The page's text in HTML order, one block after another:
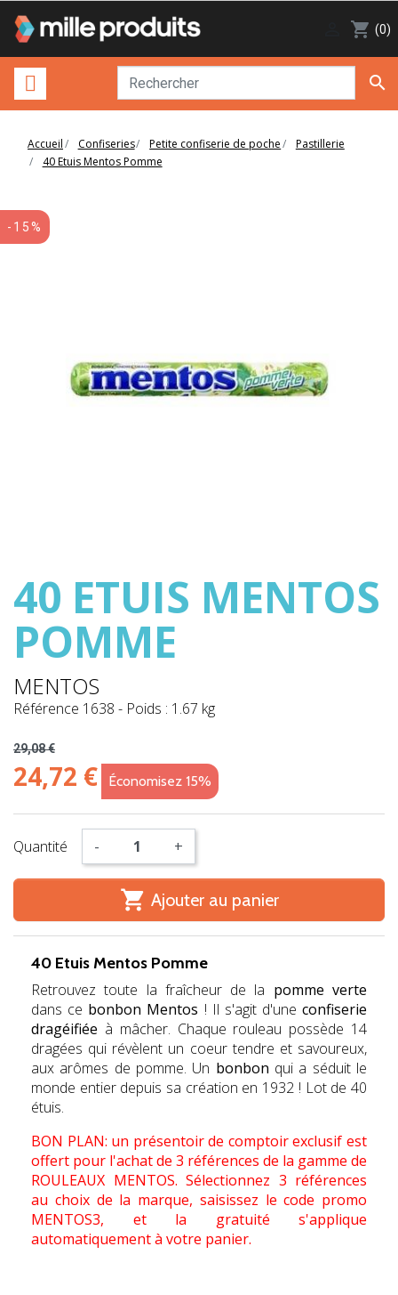
shopping_cart (0)

Accueil Confiseries Petite confiserie de poche
Pastillerie
40 Etuis Mentos Pomme
-15%
40 ETUIS MENTOS
POMME
MENTOS
Référence 1638 - Poids : 1.67 kg
29,08 €
24,72 € Économisez 15%
Quantité - +
 Ajouter au panier
40 Etuis Mentos Pomme
Retrouvez toute la fraîcheur de la pomme verte
dans ce bonbon Mentos ! Il s'agit d'une confiserie
dragéifiée à mâcher. Chaque rouleau possède 14
dragées qui révèlent un coeur tendre et savoureux,
aux arômes de pomme. Un bonbon qui a séduit le
monde entier depuis sa création en 1932 ! Lot de 40
étuis.
BON PLAN: un présentoir de comptoir exclusif est
offert pour l'achat de 3 références de la gamme de
ROULEAUX MENTOS. Sélectionnez 3 références
au choix de la marque, saisissez le code promo
MENTOS3, et la gratuité s'applique
automatiquement à votre panier.